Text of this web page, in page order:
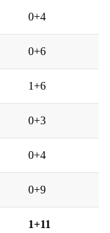
0+4
0+6
1+6
0+3
0+4
0+9
1+11